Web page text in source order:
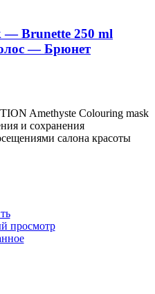
— Brunette 250 ml
— Брюнет
Amethyste Colouring mask
и сохранения
салона красоты
просмотр